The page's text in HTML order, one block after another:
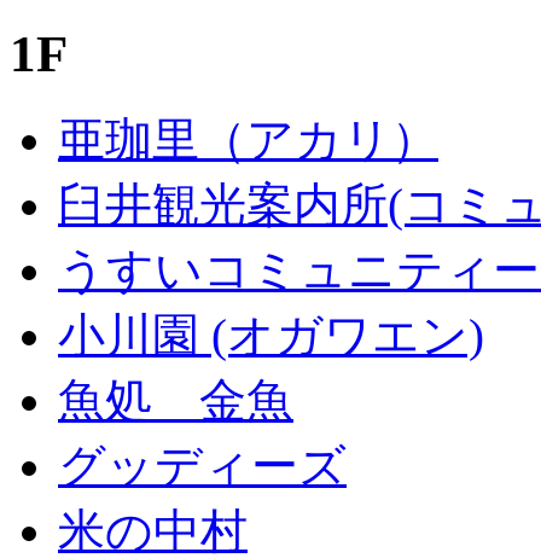
1F
亜珈里（アカリ）
臼井観光案内所(コミ
うすいコミュニティ
小川園 (オガワエン)
魚処 金魚
グッディーズ
米の中村